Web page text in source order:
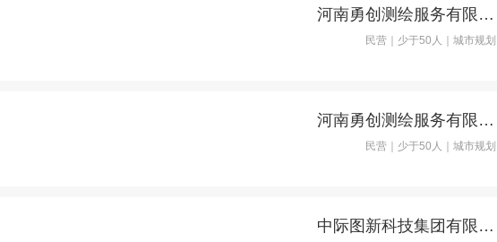
河南勇创测绘服务有限公司
民营｜少于50人｜城市规划
河南勇创测绘服务有限公司
民营｜少于50人｜城市规划
中际图新科技集团有限公司